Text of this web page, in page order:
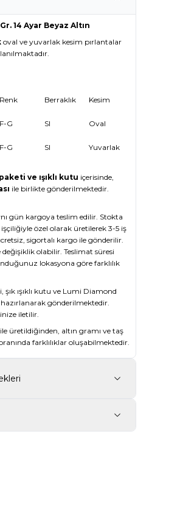
14 Ayar Beyaz Altın
oval ve yuvarlak kesim pırlantalar
Renk Berraklık Kesim
F-G SI Oval
F-G SI Yuvarlak
ve ışıklı kutu içerisinde,
ile birlikte gönderilmektedir.
gün kargoya teslim edilir. Stokta
özel olarak üretilerek 3-5 iş
sigortalı kargo ile gönderilir.
olabilir. Teslimat süresi
lokasyona göre farklılık
ışıklı kutu ve Lumi Diamond
gönderilmektedir.
iletilir.
üretildiğinden, altın gramı ve taş
farklılıklar oluşabilmektedir.